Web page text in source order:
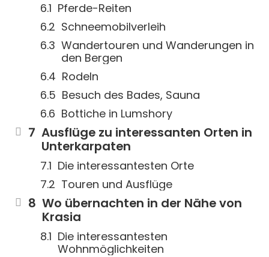
Pferde-Reiten
Schneemobilverleih
Wandertouren und Wanderungen in
den Bergen
Rodeln
Besuch des Bades, Sauna
Bottiche in Lumshory
Ausflüge zu interessanten Orten in
Unterkarpaten
Die interessantesten Orte
Touren und Ausflüge
Wo übernachten in der Nähe von
Krasia
Die interessantesten
Wohnmöglichkeiten